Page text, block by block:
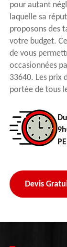
pour autant
laquelle sa
proposons des
votre budget.
de vous
occasionnées
33640. Les prix
portée de tous
Devis